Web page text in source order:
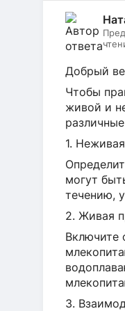
Добрый
Чтобы
живой и
1.
могут
течению,
2. Живая
Включите
3.